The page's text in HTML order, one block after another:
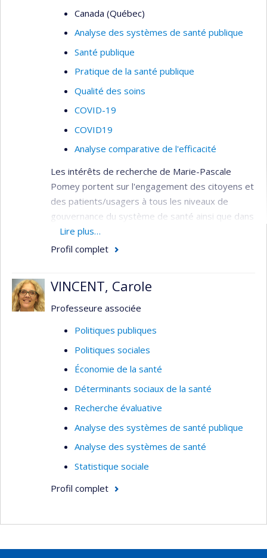
Canada (Québec)
Analyse des systèmes de santé publique
Santé publique
Pratique de la santé publique
Qualité des soins
COVID-19
COVID19
Analyse comparative de l'efficacité
Les intérêts de recherche de Marie-Pascale
Pomey portent sur l'engagement des citoyens et
des patients/usagers à tous les niveaux de
gouvernance du système de santé ainsi que dans
l'évaluation des technologies et des pratiques de
pointe, la santé connectée et l'innovation et
soins dans les organisations de santé et d'autre
part l'expérience des citoyens, patients, usagers
programmes de qualité et sécurité dans les
établissements de santé canadiens et sur
l’impact de l'agrément sur ces établissements.
d'engager la population dans le cadre de la
pandémie de la COVID-19. Elle s’intéresse aussi
aux comparaisons internationales des systèmes
Lire plus…
Profil complet
VINCENT, Carole
Professeure associée
Politiques publiques
Politiques sociales
Économie de la santé
Déterminants sociaux de la santé
Recherche évaluative
Analyse des systèmes de santé publique
Analyse des systèmes de santé
Statistique sociale
Profil complet